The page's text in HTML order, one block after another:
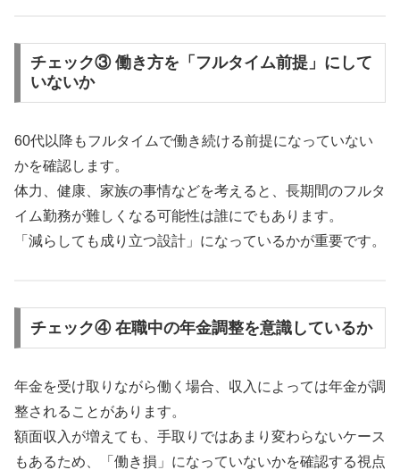
チェック③ 働き方を「フルタイム前提」にして
いないか
60代以降もフルタイムで働き続ける前提になっていない
かを確認します。
体力、健康、家族の事情などを考えると、長期間のフルタ
イム勤務が難しくなる可能性は誰にでもあります。
「減らしても成り立つ設計」になっているかが重要です。
チェック④ 在職中の年金調整を意識しているか
年金を受け取りながら働く場合、収入によっては年金が調
整されることがあります。
額面収入が増えても、手取りではあまり変わらないケース
もあるため、「働き損」になっていないかを確認する視点